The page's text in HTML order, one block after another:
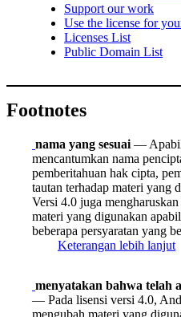
Support our work
Use the license for
Licenses List
Public Domain List
Footnotes
nama yang sesuai —
mencantumkan nama
pemberitahuan hak cipta,
tautan terhadap materi yang
Versi 4.0 juga
materi yang digunakan
beberapa persyaratan yang
Keterangan lebih lanjut
menyatakan bahwa telah
— Pada lisensi versi 4.0,
mengubah materi yang